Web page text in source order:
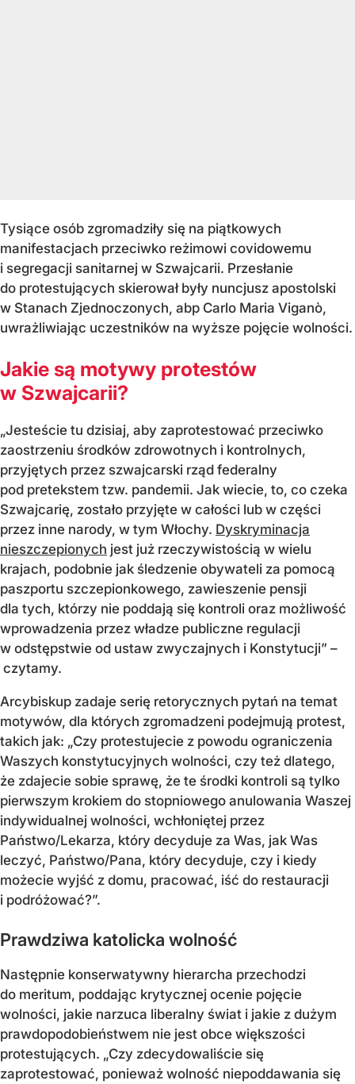
Tysiące osób zgromadziły się na piątkowych
manifestacjach przeciwko reżimowi covidowemu
i segregacji sanitarnej w Szwajcarii. Przesłanie
do protestujących skierował były nuncjusz apostolski
w Stanach Zjednoczonych, abp Carlo Maria Viganò,
uwrażliwiając uczestników na wyższe pojęcie wolności.
Jakie są motywy protestów
w Szwajcarii?
„Jesteście tu dzisiaj, aby zaprotestować przeciwko
zaostrzeniu środków zdrowotnych i kontrolnych,
przyjętych przez szwajcarski rząd federalny
pod pretekstem tzw. pandemii. Jak wiecie, to, co czeka
Szwajcarię, zostało przyjęte w całości lub w części
przez inne narody, w tym Włochy. Dyskryminacja
nieszczepionych jest już rzeczywistością w wielu
krajach, podobnie jak śledzenie obywateli za pomocą
paszportu szczepionkowego, zawieszenie pensji
dla tych, którzy nie poddają się kontroli oraz możliwość
wprowadzenia przez władze publiczne regulacji
w odstępstwie od ustaw zwyczajnych i Konstytucji” –
czytamy.
Arcybiskup zadaje serię retorycznych pytań na temat
motywów, dla których zgromadzeni podejmują protest,
takich jak: „Czy protestujecie z powodu ograniczenia
Waszych konstytucyjnych wolności, czy też dlatego,
że zdajecie sobie sprawę, że te środki kontroli są tylko
pierwszym krokiem do stopniowego anulowania Waszej
indywidualnej wolności, wchłoniętej przez
Państwo/Lekarza, który decyduje za Was, jak Was
leczyć, Państwo/Pana, który decyduje, czy i kiedy
możecie wyjść z domu, pracować, iść do restauracji
i podróżować?”.
Prawdziwa katolicka wolność
Następnie konserwatywny hierarcha przechodzi
do meritum, poddając krytycznej ocenie pojęcie
wolności, jakie narzuca liberalny świat i jakie z dużym
prawdopodobieństwem nie jest obce większości
protestujących. „Czy zdecydowaliście się
zaprotestować, ponieważ wolność niepoddawania się